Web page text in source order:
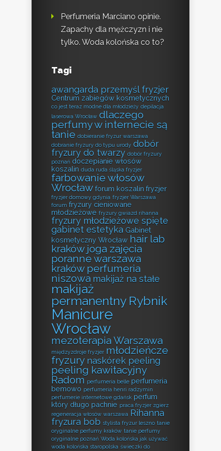
Perfumeria Marciano opinie.
Zapachy dla mężczyzn i nie
tylko. Woda kolońska co to?
Tagi
awangarda przemyśl fryzjer
Centrum zabiegów kosmetycznych
co jest teraz modne dla młodzieży depilacja
laserowa Wrocław dlaczego
perfumy w internecie są
tanie dobieranie fryzur warszawa
dobranie fryzury do typu urody dobór
fryzury do twarzy dobór fryzury
poznań doczepianie włosów
koszalin duda ruda śląska fryzjer
farbowanie włosów
Wrocław forum koszalin fryzjer
fryzjer domowy gdynia fryzjer Warszawa
forum fryzury cieniowane
młodzieżowe fryzury gwiazd rihanna
fryzury młodzieżowe spięte
gabinet estetyka Gabinet
kosmetyczny Wrocław hair lab
kraków joga zajęcia
poranne warszawa
kraków perfumeria
niszowa makijaż na stałe
makijaż
permanentny Rybnik
Manicure
Wrocław
mezoterapia Warszawa
międzyzdroje fryzjer młodzieńcze
fryzury naskórek peeling
peeling kawitacyjny
Radom perfumeria belle perfumeria
bemowo perfumeria henri radzymin
perfumerie internetowe gdańsk perfum
który długo pachnie praca fryzjer zgierz
regeneracja włosów warszawa Rihanna
fryzura bob stylista fryzur leszno tanie
oryginalne perfumy kraków tanie perfumy
oryginalne poznań Woda kolońska jak używać
woda kolońska staropolska świeczki do